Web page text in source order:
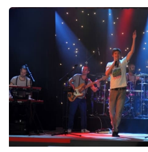
Youtubeři
Sex a vztahy
Videa
Sledujte prima+